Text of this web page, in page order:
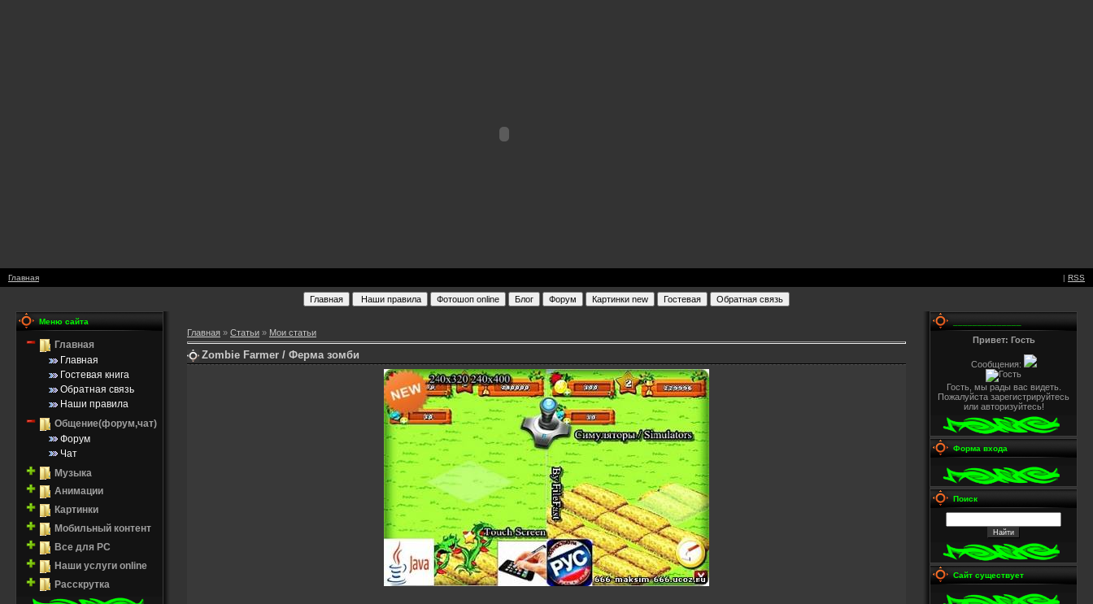
Главная | RSS
Меню сайта
Главная
Главная
Гостевая книга
Обратная связь
Наши правила
Общение(форум,чат)
Форум
Чат
Музыка
Анимации
Картинки
Мобильный контент
Все для PC
Наши услуги online
Расскрутка
Главная » Статьи » Мои статьи
Zombie Farmer / Ферма зомби
Привет: Гость
Сообщения:
Гость, мы рады вас видеть.
Пожалуйста зарегистрируйтесь
или авторизуйтесь!
Форма входа
Поиск
Сайт существует